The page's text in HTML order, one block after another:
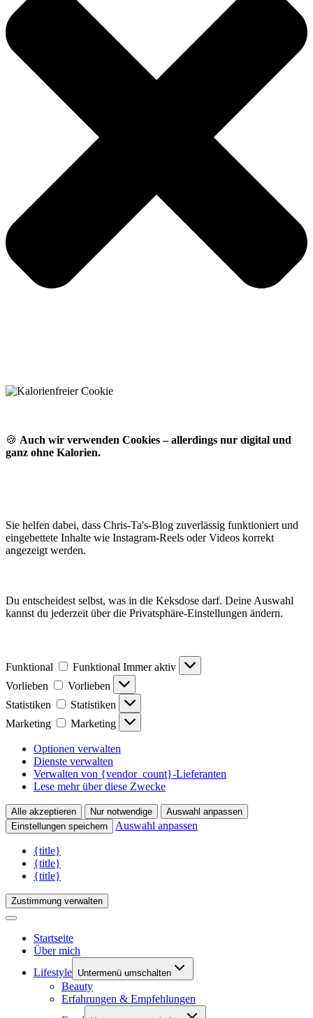
🍪 Auch wir verwenden Cookies – allerdings nur digital und
ganz ohne Kalorien.
Sie helfen dabei, dass Chris-Ta's-Blog zuverlässig funktioniert und
eingebettete Inhalte wie Instagram-Reels oder Videos korrekt
angezeigt werden.
Du entscheidest selbst, was in die Keksdose darf. Deine Auswahl
kannst du jederzeit über die Privatsphäre-Einstellungen ändern.
Funktional Funktional Immer aktiv
Vorlieben
Vorlieben
Statistiken
Statistiken
Marketing
Marketing
Optionen verwalten
Dienste verwalten
Verwalten von {vendor_count}-Lieferanten
Lese mehr über diese Zwecke
Alle akzeptieren Nur notwendige
Auswahl anpassen
Einstellungen speichern
Auswahl anpassen
{title}
{title}
{title}
Zustimmung verwalten
Startseite
Über mich
Lifestyle Untermenü umschalten
Beauty
Erfahrungen & Empfehlungen